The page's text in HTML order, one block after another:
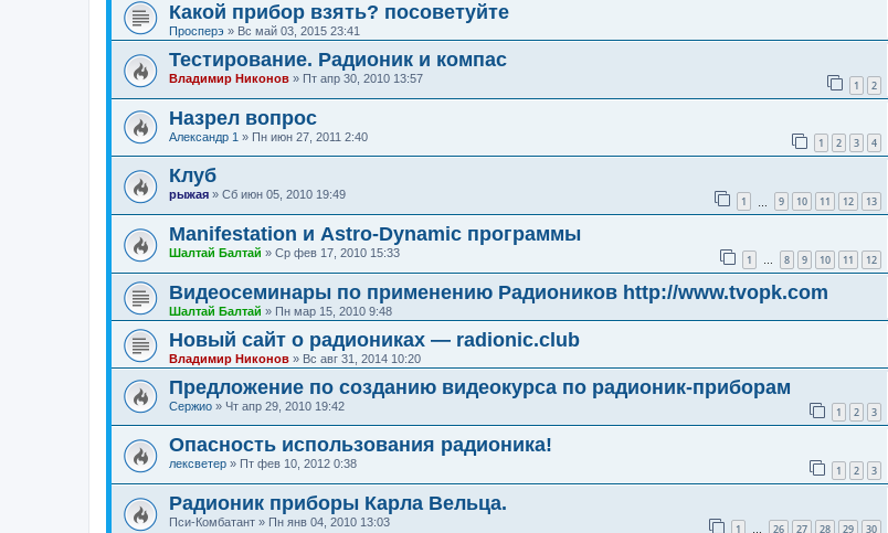
Какой прибор взять? посоветуйте
Просперэ » Вс май 03, 2015 23:41
Тестирование. Радионик и компас
Владимир Никонов » Пт апр 30, 2010 13:57 1 2
Назрел вопрос
Александр 1 » Пн июн 27, 2011 2:40 1 2 3 4
Клуб
рыжая » Сб июн 05, 2010 19:49 1 9 10 11 12 13
Manifestation и Astro-Dynamic программы
Шалтай Балтай » Ср фев 17, 2010 15:33 1 … 8 9 10 11 12
Видеосеминары по применению Радиоников http://www.tvopk.com
Шалтай Балтай » Пн мар 15, 2010 9:48
Новый сайт о радиониках — radionic.club
Владимир Никонов » Вс авг 31, 2014 10:20
Предложение по созданию видеокурса по радионик-приборам
Cержио » Чт апр 29, 2010 19:42 1 2 3
Опасность использования радионика!
лексветер » Пт фев 10, 2012 0:38 1 2 3
Радионик приборы Карла Вельца.
Пси-Комбатант » Пн янв 04, 2010 13:03 1 … 26 27 28 29 30